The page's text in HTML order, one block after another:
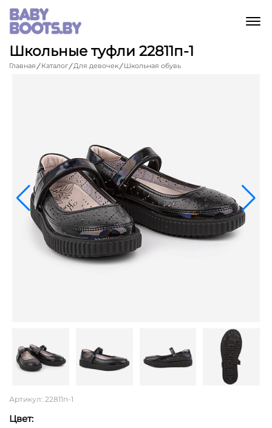
Школьные туфли 22811п-1
Главная Каталог Для девочек Школьная обувь
Артикул: 22811п-1
Цвет: